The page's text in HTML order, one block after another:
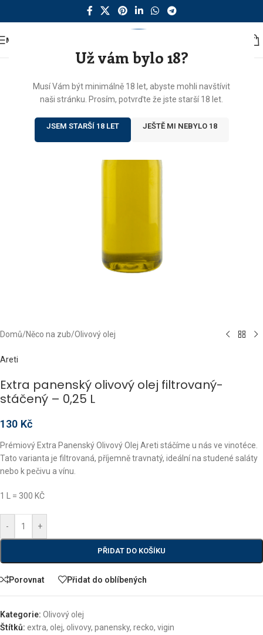
Už vám bylo 18?
Musí Vám být minimálně 18 let, abyste mohli navštívit
naši stránku. Prosím, potvrďte že jste starší 18 let.
JSEM STARŠÍ 18 LET JEŠTĚ MI NEBYLO 18
MENU
Domů/Něco na zub/Olivový olej
Areti
Extra panenský olivový olej filtrovaný-
stáčený – 0,25 L
130 Kč
Prémiový Extra Panenský Olivový Olej Areti stáčíme u nás ve vinotéce.
Tato varianta je filtrovaná, příjemně travnatý, ideální na studené saláty
nebo k pečivu a vínu.
1 L = 300 KČ
- +
PŘIDAT DO KOŠÍKU
Porovnat Přidat do oblíbených
Kategorie: Olivový olej
Štítků: extra, olej, olivovy, panensky, recko, vigin